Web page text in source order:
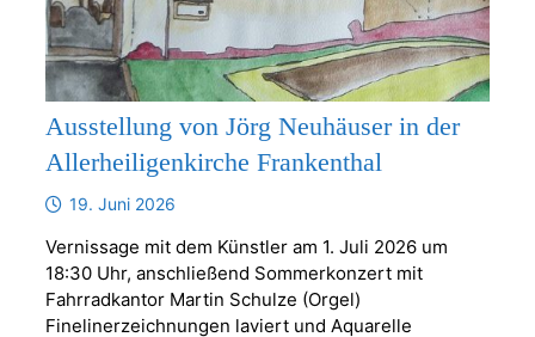
Ausstellung von Jörg Neuhäuser in der
Allerheiligenkirche Frankenthal
19. Juni 2026
Vernissage mit dem Künstler am 1. Juli 2026 um
18:30 Uhr, anschließend Sommerkonzert mit
Fahrradkantor Martin Schulze (Orgel)
Finelinerzeichnungen laviert und Aquarelle